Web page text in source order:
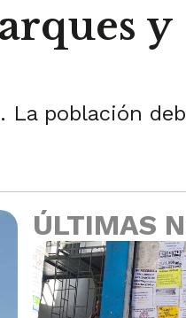
y
población
ÚLTIMAS